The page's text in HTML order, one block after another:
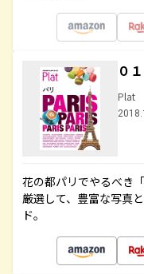
０
Plat
花の都パリでやるべき
厳選して、豊富な写真
ド。